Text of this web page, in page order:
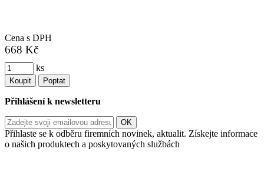
Cena s DPH
668 Kč
ks
Koupit Poptat
Přihlášení k newsletteru
Přihlaste se k odběru firemních novinek, aktualit. Získejte informace
o našich produktech a poskytovaných službách